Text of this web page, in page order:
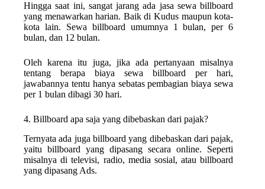
Hingga saat ini, sangat jarang ada jasa sewa billboard
yang menawarkan harian. Baik di Kudus maupun kota-
kota lain. Sewa billboard umumnya 1 bulan, per 6
bulan, dan 12 bulan.
Oleh karena itu juga, jika ada pertanyaan misalnya
tentang berapa biaya sewa billboard per hari,
jawabannya tentu hanya sebatas pembagian biaya sewa
per 1 bulan dibagi 30 hari.
4. Billboard apa saja yang dibebaskan dari pajak?
Ternyata ada juga billboard yang dibebaskan dari pajak,
yaitu billboard yang dipasang secara online. Seperti
misalnya di televisi, radio, media sosial, atau billboard
yang dipasang Ads.